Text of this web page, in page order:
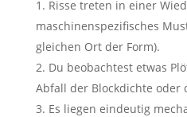
Risse treten in einer
maschinenspezifisches
gleichen Ort der Form).
Du beobachtest etwas
Abfall der Blockdichte oder
Es liegen eindeutig